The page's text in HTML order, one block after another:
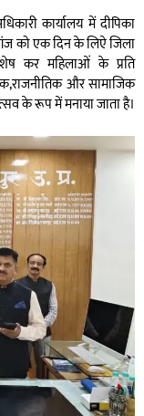
कार्यालय में दीपिका
को एक दिन के लिऐ जिला
कर महिलाओं के प्रति
और सामाजिक
के रूप में मनाया जाता है।